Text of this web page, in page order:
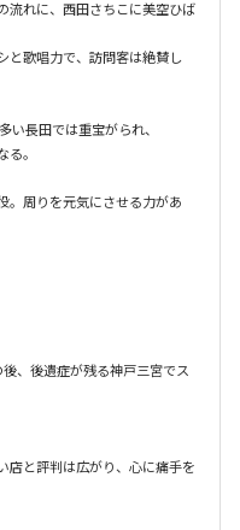
流れに、西田さちこに美空ひば
と歌唱力で、訪問客は絶賛し
い長田では重宝がられ、
る。
。周りを元気にさせる力があ
、後遺症が残る神戸三宮でス
店と評判は広がり、心に痛手を